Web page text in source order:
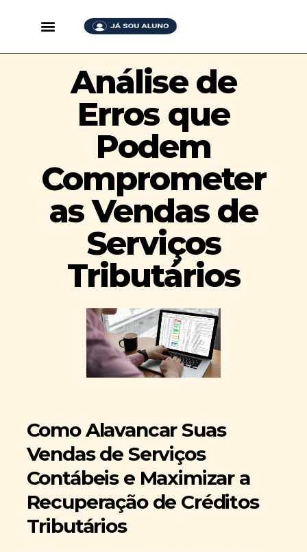
Análise de
Erros que
Podem
Comprometer
as Vendas de
Serviços
Tributários
Como Alavancar Suas
Vendas de Serviços
Contábeis e Maximizar a
Recuperação de Créditos
Tributários